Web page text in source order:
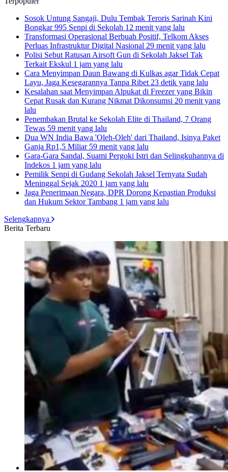
Sosok Untung Sangaji, Dulu Tembak Teroris Sarinah Kini
Bongkar 995 Senpi di Sekolah 12 menit yang lalu
Transformasi Operasional Berbuah Positif, Telkom Akses
Perluas Infrastruktur Digital Nasional 29 menit yang lalu
Polisi Sebut Ratusan Airsoft Gun di Sekolah Jaksel Tak
Terkait Ekskul 1 jam yang lalu
Cara Menyimpan Daun Bawang di Kulkas agar Tidak Cepat
Layu, Jaga Kesegarannya Tanpa Ribet 23 detik yang lalu
Kesalahan saat Menyimpan Alpukat di Freezer yang Bikin
Cepat Rusak dan Kurang Nikmat Dikonsumsi 20 menit yang
lalu
Penembakan Brutal ke Sekolah Elite di Thailand, 7 Orang
Tewas 59 menit yang lalu
Dua WN India Bawa 'Oleh-Oleh' dari Thailand, Isinya Paket
Ganja Rp1,5 Miliar 59 menit yang lalu
Gara-Gara Sandal, Suami Pergoki Istri dan Selingkuhannya di
Indekos 1 jam yang lalu
Pemilik Senpi di Gudang Sekolah Jaksel Ternyata Sudah
Meninggal Sejak 2020 1 jam yang lalu
Jaga Penerimaan Negara, DPR Dorong Kepastian Produksi
dan Hukum Sektor Tambang 1 jam yang lalu
Selengkapnya
Berita Terbaru